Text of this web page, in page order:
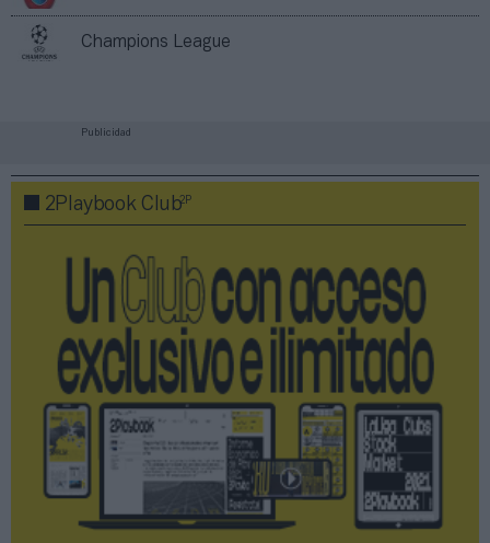
Champions League
Publicidad
2Playbook Club2P